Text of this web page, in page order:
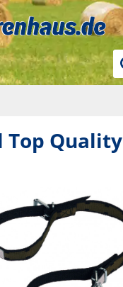
Top Quality